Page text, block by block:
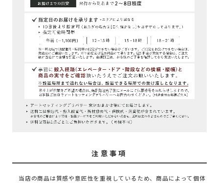
注意事項
当店の商品は質感や意匠性を重視しているため、商品によって個体